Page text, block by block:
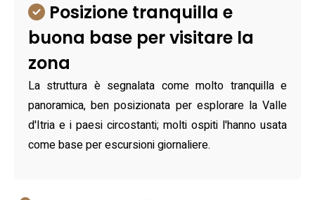
Posizione tranquilla e
buona base per visitare la
zona
La struttura è segnalata come molto tranquilla e
panoramica, ben posizionata per esplorare la Valle
d'Itria e i paesi circostanti; molti ospiti l'hanno usata
come base per escursioni giornaliere.